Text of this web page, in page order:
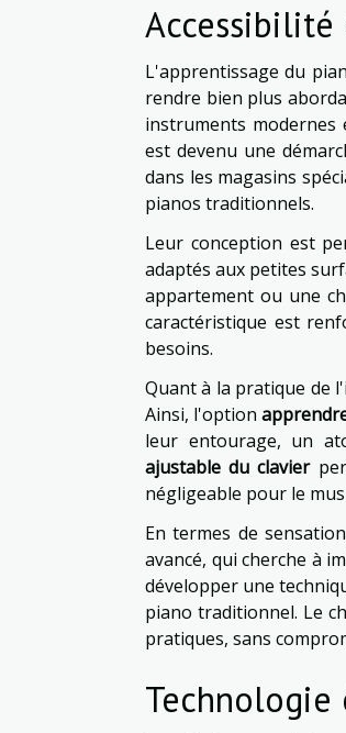
L'apprentissage du
rendre bien plus
instruments
est devenu une
dans les magasins
pianos traditionnels.
Leur conception est
adaptés aux petites
appartement ou une
caractéristique est
besoins.
Quant à la pratique de
Ainsi, l'option
leur entourage, un
ajustable du clavier
négligeable pour le
En termes de
avancé, qui cherche à
développer une
piano traditionnel. Le
pratiques, sans
Technologie